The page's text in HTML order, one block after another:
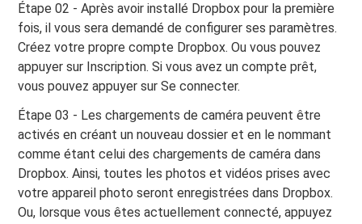
Étape 02 - Après avoir installé Dropbox pour la première
fois, il vous sera demandé de configurer ses paramètres.
Créez votre propre compte Dropbox. Ou vous pouvez
appuyer sur Inscription. Si vous avez un compte prêt,
vous pouvez appuyer sur Se connecter.
Étape 03 - Les chargements de caméra peuvent être
activés en créant un nouveau dossier et en le nommant
comme étant celui des chargements de caméra dans
Dropbox. Ainsi, toutes les photos et vidéos prises avec
votre appareil photo seront enregistrées dans Dropbox.
Ou, lorsque vous êtes actuellement connecté, appuyez